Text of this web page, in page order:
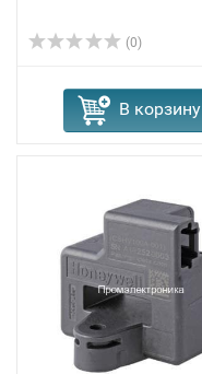
(0)
В корзину